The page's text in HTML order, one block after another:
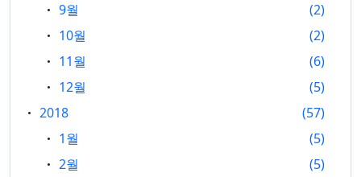
9월
2
10월
2
11월
6
12월
5
2018
57
1월
5
2월
5